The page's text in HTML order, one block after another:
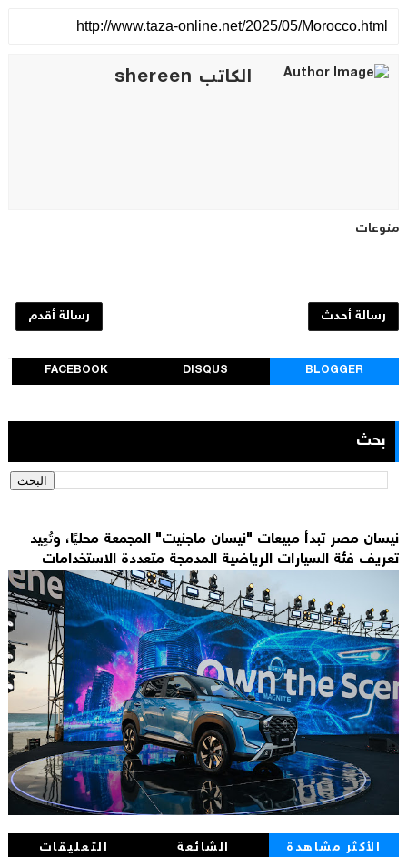
الكاتب shereen
منوعات
رسالة أحدث رسالة أقدم
BLOGGER
DISQUS
FACEBOOK
بحث
نيسان مصر تبدأ مبيعات "نيسان ماجنيت" المجمعة محليًا، وتُعِيد
تعريف فئة السيارات الرياضية المدمجة متعددة الاستخدامات
الأكثر مشاهدة الشائعة التعليقات